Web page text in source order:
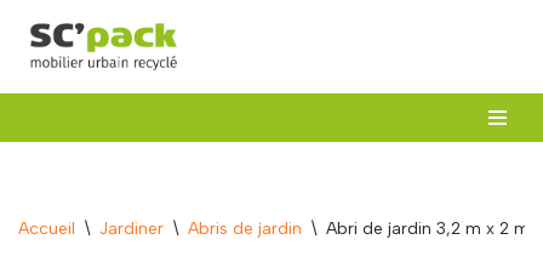
Aller
au
Accueil \ Jardiner \ Abris de jardin \ Abri de jardin 3,2 m x 2 m